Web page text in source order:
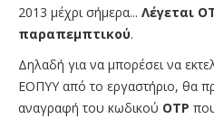
2013 μέχρι σήμερα... Λέγεται
παραπεμπτικού.
Δηλαδή για να μπορέσει να
ΕΟΠΥΥ από το εργαστήριο, θα
αναγραφή του κωδικού ΟΤΡ